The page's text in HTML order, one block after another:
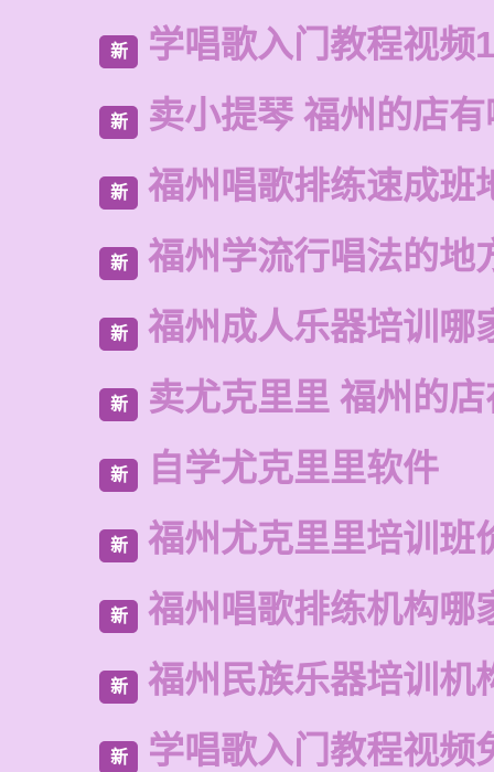
新 学唱歌入门教程视频
新 卖小提琴 福州的店
新 福州唱歌排练速成班
新 福州学流行唱法的地
新 福州成人乐器培训哪
新 卖尤克里里 福州的
新 自学尤克里里软件
新 福州尤克里里培训班
新 福州唱歌排练机构哪
新 福州民族乐器培训机
新 学唱歌入门教程视频